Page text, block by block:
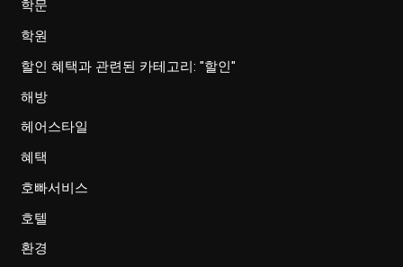
학문
학원
할인 혜택과 관련된 카테고리: "할인"
해방
헤어스타일
혜택
호빠서비스
호텔
환경